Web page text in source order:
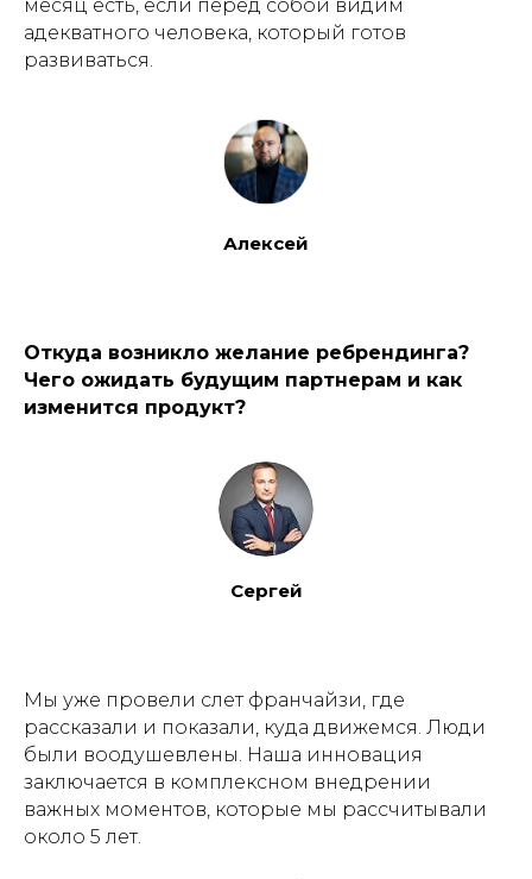
месяц есть, если перед собой видим
адекватного человека, который готов
развиваться.
Алексей
Откуда возникло желание ребрендинга?
Чего ожидать будущим партнерам и как
изменится продукт?
Сергей
Мы уже провели слет франчайзи, где
рассказали и показали, куда движемся. Люди
были воодушевлены. Наша инновация
заключается в комплексном внедрении
важных моментов, которые мы рассчитывали
около 5 лет.